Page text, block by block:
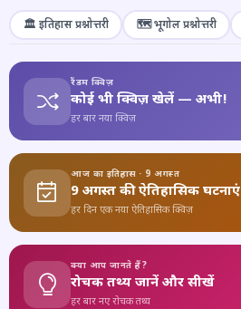
🏛️ इतिहास प्रश्नोत्तरी 🗺️ भूगोल प्रश्नोत्तरी
रैंडम क्विज़
कोई भी क्विज़ खेलें — अभी!
हर बार नया क्विज़
आज का इतिहास · 9 अगस्त
9 अगस्त की ऐतिहासिक घटनाएं
हर दिन एक नया ऐतिहासिक क्विज़
क्या आप जानते हैं?
रोचक तथ्य जानें और सीखें
हर बार नए रोचक तथ्य